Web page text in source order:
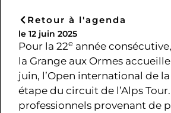
Retour à l'agenda
le 12 juin 2025
Pour la 22e année
la Grange aux Ormes accueille
juin, l’Open international de la
étape du circuit de l’Alps
professionnels provenant de